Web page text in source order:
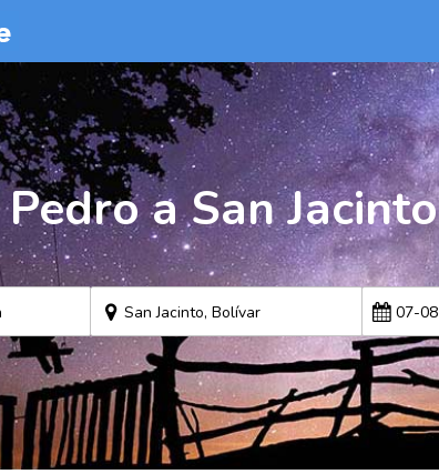
a San Jacinto